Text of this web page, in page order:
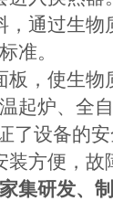
通过生
准。
，使生
起炉、全
了设备的
方便，
集研发、